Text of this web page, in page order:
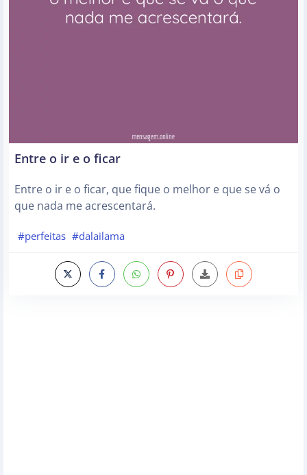
Entre o ir e o ficar
Entre o ir e o ficar, que fique o melhor e que se vá o
que nada me acrescentará.
#perfeitas #dalailama